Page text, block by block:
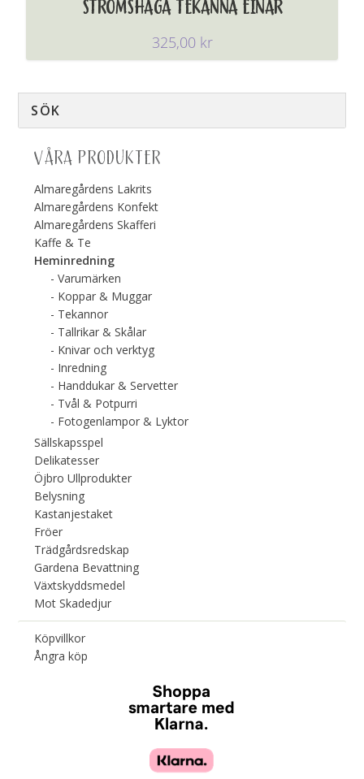
STRÖMSHAGA TEKANNA EINAR
325,00 kr
VÅRA PRODUKTER
Almaregårdens Lakrits
Almaregårdens Konfekt
Almaregårdens Skafferi
Kaffe & Te
Heminredning
Varumärken
Koppar & Muggar
Tekannor
Tallrikar & Skålar
Knivar och verktyg
Inredning
Handdukar & Servetter
Tvål & Potpurri
Fotogenlampor & Lyktor
Sällskapsspel
Delikatesser
Öjbro Ullprodukter
Belysning
Kastanjestaket
Fröer
Trädgårdsredskap
Gardena Bevattning
Växtskyddsmedel
Mot Skadedjur
Köpvillkor
Ångra köp